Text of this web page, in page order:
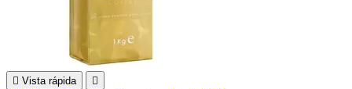
 Vista rápida 